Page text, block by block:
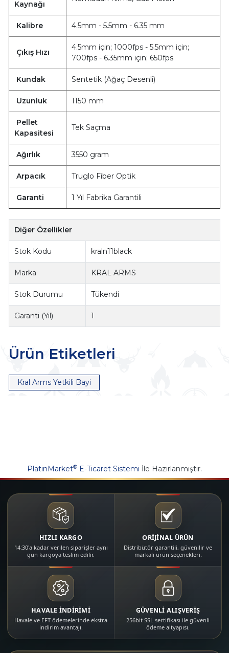
Kaynağı
Kalibre 4.5mm - 5.5mm - 6.35 mm
Çıkış Hızı
4.5mm için; 1000fps - 5.5mm için;
700fps - 6.35mm için; 650fps
Kundak Sentetik (Ağaç Desenli)
Uzunluk 1150 mm
Pellet
Kapasitesi
Tek Saçma
Ağırlık 3550 gram
Arpacık Truglo Fiber Optik
Garanti 1 Yıl Fabrika Garantili
Diğer Özellikler
Stok Kodu kraln11black
Marka KRAL ARMS
Stok Durumu Tükendi
Garanti (Yıl) 1
Ürün Etiketleri
Kral Arms Yetkili Bayi
PlatinMarket® E-Ticaret Sistemi İle Hazırlanmıştır.
HIZLI KARGO
14:30'a kadar verilen siparişler aynı
gün kargoya teslim edilir.
ORİJİNAL ÜRÜN
Distribütör garantili, güvenilir ve
markalı ürün seçenekleri.
HAVALE İNDİRİMİ
Havale ve EFT ödemelerinde ekstra
indirim avantajı.
GÜVENLİ ALIŞVERİŞ
256bit SSL sertifikası ile güvenli
ödeme altyapısı.